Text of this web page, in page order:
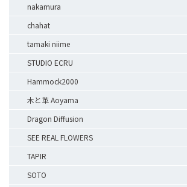
nakamura
chahat
tamaki niime
STUDIO ECRU
Hammock2000
木と革 Aoyama
Dragon Diffusion
SEE REAL FLOWERS
TAPIR
SOTO